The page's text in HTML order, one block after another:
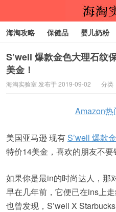
海
海淘攻略 保健品 婴儿奶粉
代购服务
S’well 爆款金色大理石纹
美金！
海淘实验室 发布于 2019-09-02 分类
Amazon热
美国亚马逊 现有S’well 爆款
特价14美金，喜欢的朋友不要
如果你是最in的时尚达人，那
早在几年前，它便已在ins上
也曾发现，S’well X